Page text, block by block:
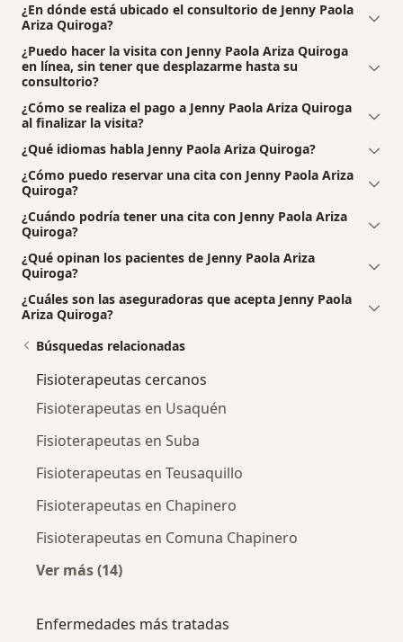
¿En dónde está ubicado el consultorio de Jenny Paola
Ariza Quiroga?
¿Puedo hacer la visita con Jenny Paola Ariza Quiroga
en línea, sin tener que desplazarme hasta su
consultorio?
¿Cómo se realiza el pago a Jenny Paola Ariza Quiroga
al finalizar la visita?
¿Qué idiomas habla Jenny Paola Ariza Quiroga?
¿Cómo puedo reservar una cita con Jenny Paola Ariza
Quiroga?
¿Cuándo podría tener una cita con Jenny Paola Ariza
Quiroga?
¿Qué opinan los pacientes de Jenny Paola Ariza
Quiroga?
¿Cuáles son las aseguradoras que acepta Jenny Paola
Ariza Quiroga?
Búsquedas relacionadas
Fisioterapeutas cercanos
Fisioterapeutas en Usaquén
Fisioterapeutas en Suba
Fisioterapeutas en Teusaquillo
Fisioterapeutas en Chapinero
Fisioterapeutas en Comuna Chapinero
Ver más (14)
Enfermedades más tratadas